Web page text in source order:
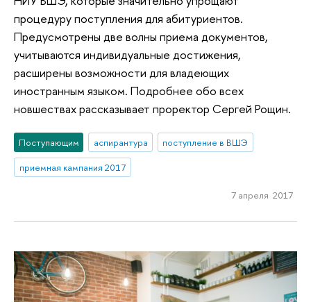
процедуру поступления для абитуриентов.
Предусмотрены две волны приема документов,
учитываются индивидуальные достижения,
расширены возможности для владеющих
иностранным языком. Подробнее обо всех
новшествах рассказывает проректор Сергей Рощин.
Поступающим аспирантура
поступление в ВШЭ
приемная кампания 2017
7 апреля 2017